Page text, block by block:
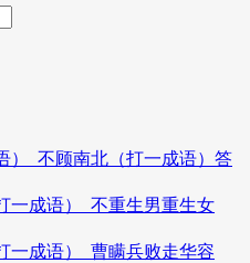
）_不顾南北（打一成语）答
一成语）_不重生男重生女
一成语）_曹瞒兵败走华容